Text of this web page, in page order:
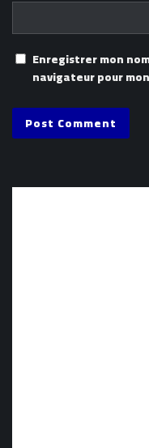
Enregistrer mon
navigateur pour